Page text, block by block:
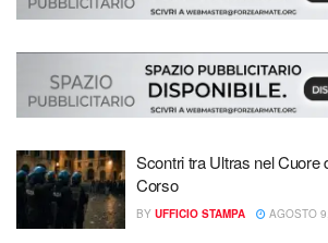
Scontri tra Ultras nel Cuore
Corso
BY UFFICIO STAMPA AGOSTO